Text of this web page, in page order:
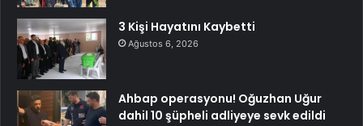
3 Kişi Hayatını Kaybetti
Ağustos 6, 2026
Ahbap operasyonu! Oğuzhan Uğur
dahil 10 şüpheli adliyeye sevk edildi